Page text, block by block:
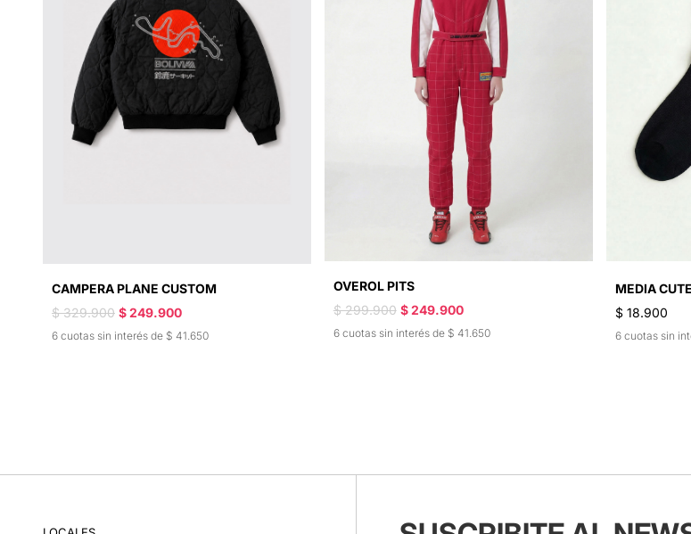
CAMPERA PLANE CUSTOM
$ 329.900 $ 249.900
6 cuotas sin interés de $ 41.650
OVEROL PITS
$ 299.900 $ 249.900
6 cuotas sin interés de $ 41.650
MEDIA CUTE
$ 18.900
6 cuotas sin